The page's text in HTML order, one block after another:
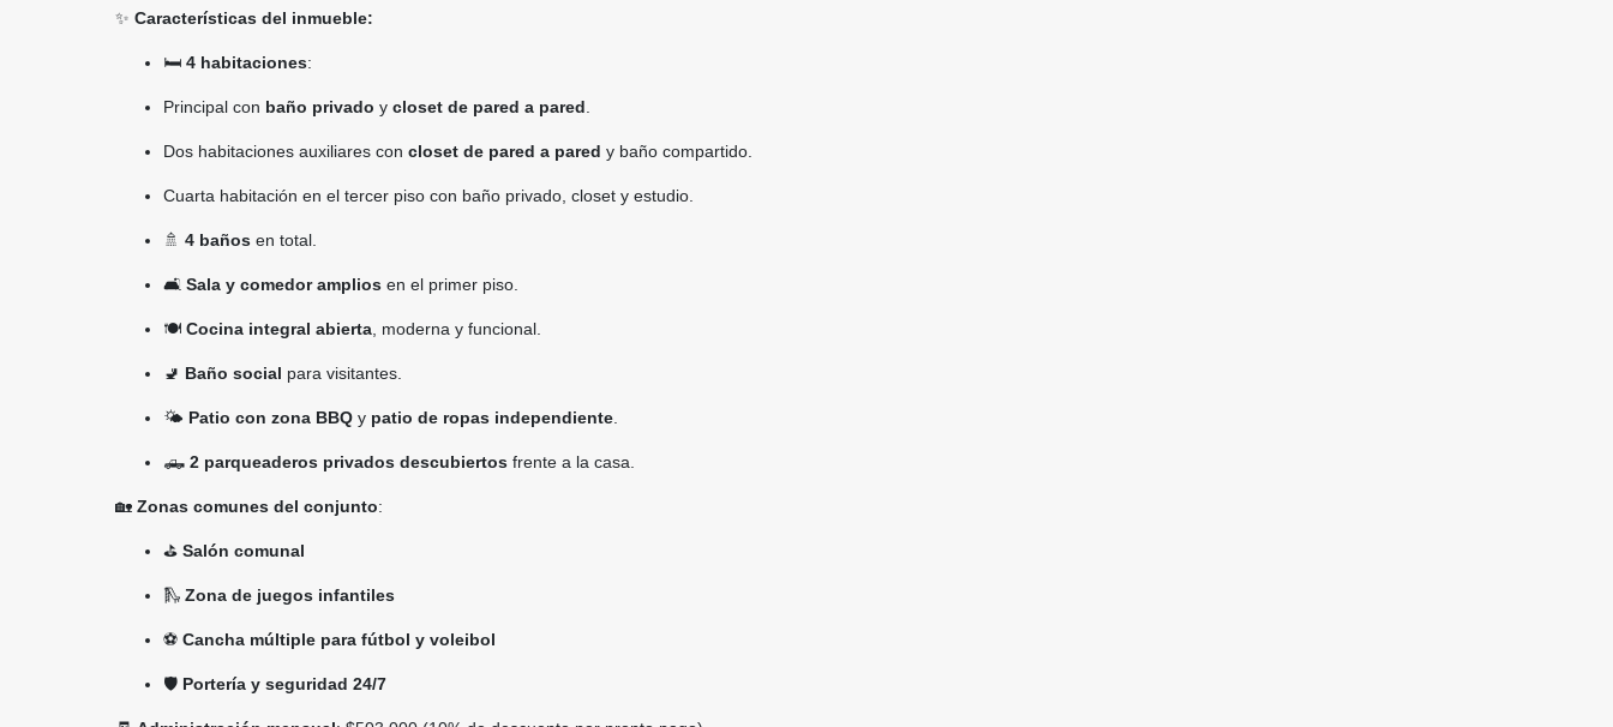
✨ Características del inmueble:
🛏️ 4 habitaciones:
Principal con baño privado y closet de pared a pared
Dos habitaciones auxiliares con closet de pared a pared y baño compartido.
Cuarta habitación en el tercer piso con baño privado, closet y estudio.
🚿 4 baños en total.
🛋️ Sala y comedor amplios en el primer piso.
🍽️ Cocina integral abierta , moderna y funcional.
🚽 Baño social para visitantes.
🌤️ Patio con zona BBQ y patio de ropas independiente
🛻 2 parqueaderos privados descubiertos frente a la casa.
🏡 Zonas comunes del conjunto:
⛳ Salón comunal
🛝 Zona de juegos infantiles
⚽ Cancha múltiple para fútbol y voleibol
🛡️ Portería y seguridad 24/7